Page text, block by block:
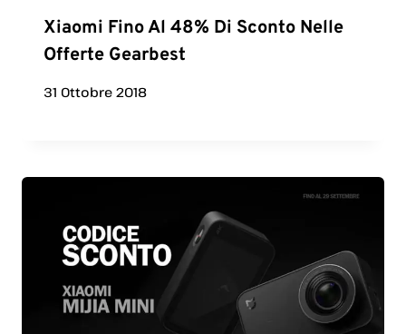
Xiaomi Fino Al 48% Di Sconto Nelle
Offerte Gearbest
31 Ottobre 2018